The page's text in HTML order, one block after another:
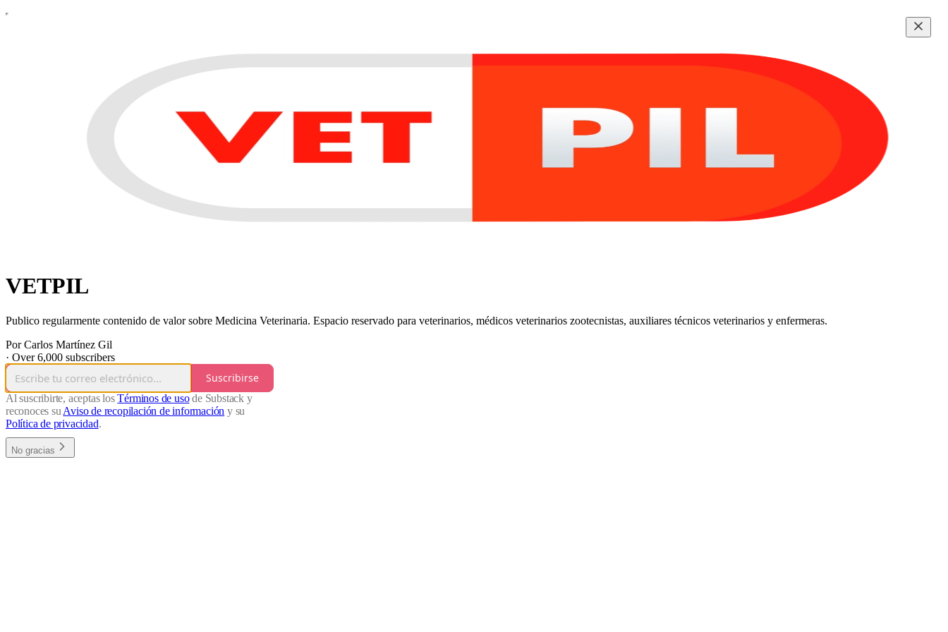
VETPIL
Publico regularmente contenido de valor sobre Medicina Veterinaria. Espacio reservado para veterinarios, médicos veterinarios zootecnistas, auxiliares técnicos veterinarios y enfermeras.
Por Carlos Martínez Gil
· Over 6,000 subscribers
Suscribirse
Al suscribirte, aceptas losTérminos de usode Substack y
reconoces su Aviso de recopilación de información y su
Política de privacidad.
No gracias